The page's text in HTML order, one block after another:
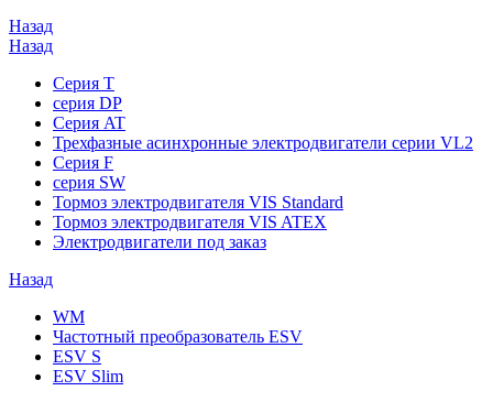
Назад
Назад
Серия T
серия DP
Серия AT
Трехфазные асинхронные электродвигатели серии VL2
Серия F
серия SW
Тормоз электродвигателя VIS Standard
Тормоз электродвигателя VIS ATEX
Электродвигатели под заказ
Назад
WM
Частотный преобразователь ESV
ESV S
ESV Slim